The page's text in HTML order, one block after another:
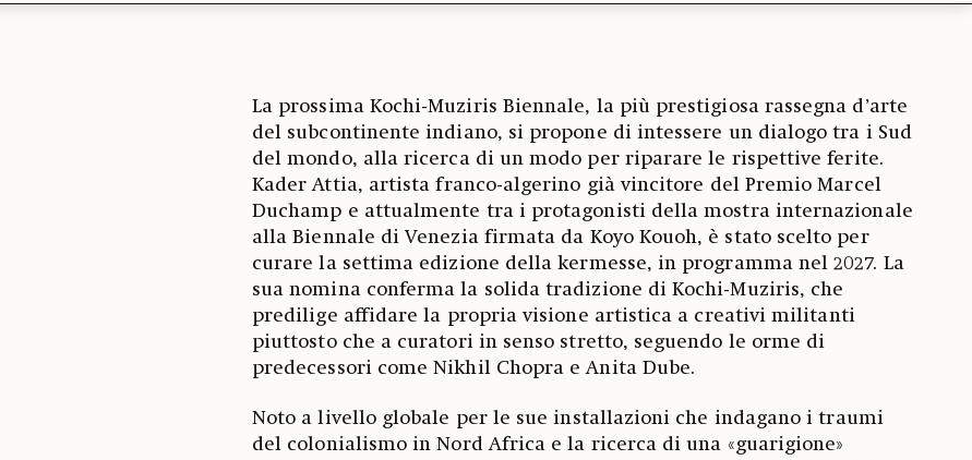
La prossima Kochi-Muziris Biennale, la più prestigiosa rassegna d’arte
del subcontinente indiano, si propone di intessere un dialogo tra i Sud
del mondo, alla ricerca di un modo per riparare le rispettive ferite.
Kader Attia, artista franco-algerino già vincitore del Premio Marcel
Duchamp e attualmente tra i protagonisti della mostra internazionale
alla Biennale di Venezia firmata da Koyo Kouoh, è stato scelto per
curare la settima edizione della kermesse, in programma nel 2027. La
sua nomina conferma la solida tradizione di Kochi-Muziris, che
predilige affidare la propria visione artistica a creativi militanti
piuttosto che a curatori in senso stretto, seguendo le orme di
predecessori come Nikhil Chopra e Anita Dube.
Noto a livello globale per le sue installazioni che indagano i traumi
del colonialismo in Nord Africa e la ricerca di una «guarigione»